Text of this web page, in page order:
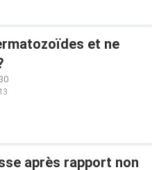
et ne
après rapport non